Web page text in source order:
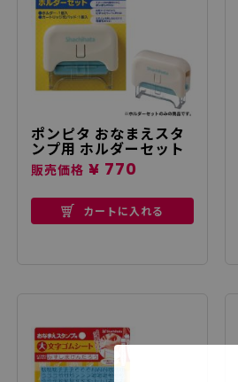
ポンピタ おなまえスタ
ンプ用 ホルダーセット
販売価格 ¥ 770
カートに入れる